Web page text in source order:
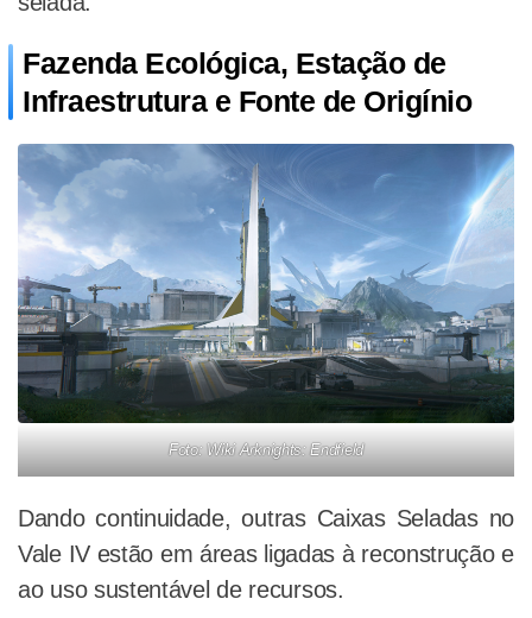
Fazenda Ecológica, Estação de
Infraestrutura e Fonte de Origínio
Foto: Wiki Arknights: Endfield
Dando continuidade, outras Caixas Seladas no
Vale IV estão em áreas ligadas à reconstrução e
ao uso sustentável de recursos.